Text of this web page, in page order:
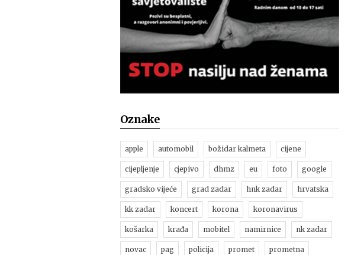
Oznake
apple automobil božidar kalmeta cijene
cijepljenje cjepivo dhmz eu foto google
gradsko vijeće grad zadar hnk zadar hrvatska
kk zadar koncert korona koronavirus
košarka krađa mobitel namirnice nk zadar
novac pag policija promet prometna